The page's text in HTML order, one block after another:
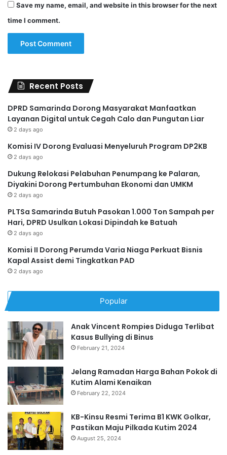
Save my name, email, and website in this browser for the next
time I comment.
Recent Posts
DPRD Samarinda Dorong Masyarakat Manfaatkan
Layanan Digital untuk Cegah Calo dan Pungutan Liar
2 days ago
Komisi IV Dorong Evaluasi Menyeluruh Program DP2KB
2 days ago
Dukung Relokasi Pelabuhan Penumpang ke Palaran,
Diyakini Dorong Pertumbuhan Ekonomi dan UMKM
2 days ago
PLTSa Samarinda Butuh Pasokan 1.000 Ton Sampah per
Hari, DPRD Usulkan Lokasi Dipindah ke Batuah
2 days ago
Komisi II Dorong Perumda Varia Niaga Perkuat Bisnis
Kapal Assist demi Tingkatkan PAD
2 days ago
Popular
Anak Vincent Rompies Diduga Terlibat
Kasus Bullying di Binus
February 21, 2024
Jelang Ramadan Harga Bahan Pokok di
Kutim Alami Kenaikan
February 22, 2024
KB-Kinsu Resmi Terima B1 KWK Golkar,
Pastikan Maju Pilkada Kutim 2024
August 25, 2024